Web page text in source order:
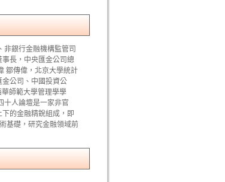
銀行金融機構監管司
長，中央匯金公司總
鄒傳偉，北京大學統計
公司、中國投資公
師範大學管理學學
十人論壇是一家非官
的金融精銳組成，即
基礎，研究金融領域前